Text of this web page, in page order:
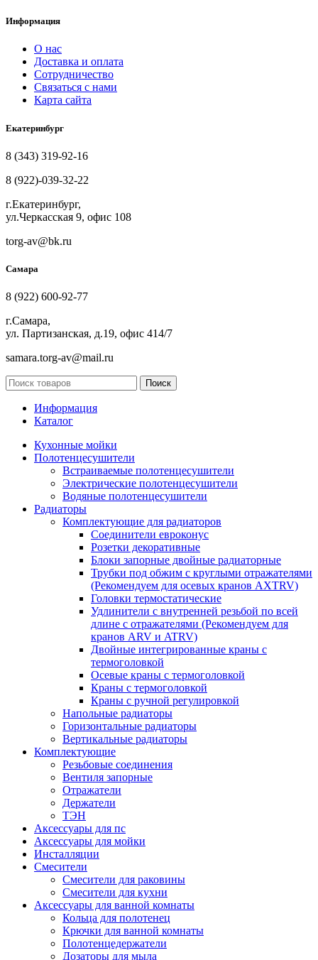
Информация
О нас
Доставка и оплата
Сотрудничество
Связаться с нами
Карта сайта
Екатеринбург
8 (343) 319-92-16
8 (922)-039-32-22
г.Екатеринбург,
ул.Черкасская 9, офис 108
torg-av@bk.ru
Самара
8 (922) 600-92-77
г.Самара,
ул. Партизанская, д.19, офис 414/7
samara.torg-av@mail.ru
Поиск
Информация
Каталог
Кухонные мойки
Полотенцесушители
Встраиваемые полотенцесушители
Электрические полотенцесушители
Водяные полотенцесушители
Радиаторы
Комплектующие для радиаторов
Соединители евроконус
Розетки декоративные
Блоки запорные двойные радиаторные
Трубки под обжим с круглыми отражателями
(Рекомендуем для осевых кранов AXTRV)
Головки термостатические
Удлинители с внутренней резьбой по всей
длине с отражателями (Рекомендуем для
кранов ARV и ATRV)
Двойные интегрированные краны с
термоголовкой
Осевые краны с термоголовкой
Краны с термоголовкой
Краны с ручной регулировкой
Напольные радиаторы
Горизонтальные радиаторы
Вертикальные радиаторы
Комплектующие
Резьбовые соединения
Вентиля запорные
Отражатели
Держатели
ТЭН
Аксессуары для пс
Аксессуары для мойки
Инсталляции
Смесители
Смесители для раковины
Смесители для кухни
Аксессуары для ванной комнаты
Кольца для полотенец
Крючки для ванной комнаты
Полотенцедержатели
Дозаторы для мыла